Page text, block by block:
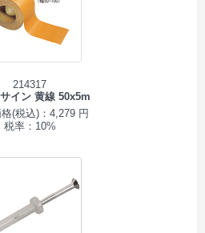
214317
イン 黄線 50x5m
(税込)：4,279 円
税率：10%